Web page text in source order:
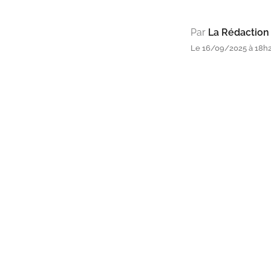
Par La Rédaction
Le 16/09/2025 à